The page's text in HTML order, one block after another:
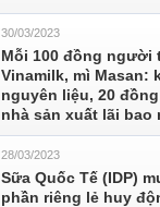
30/03/2023
Mỗi 100 đồng người
Vinamilk, mì Masan:
nguyên liệu, 20
nhà sản xuất lãi bao
28/03/2023
Sữa Quốc Tế (IDP)
phần riêng lẻ huy